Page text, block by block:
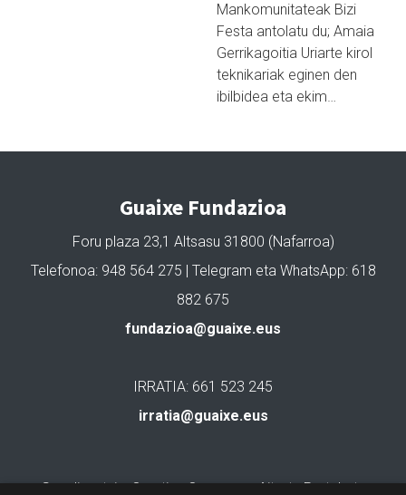
Mankomunitateak Bizi
Festa antolatu du; Amaia
Gerrikagoitia Uriarte kirol
teknikariak eginen den
ibilbidea eta ekim…
Guaixe Fundazioa
Foru plaza 23,1 Altsasu 31800 (Nafarroa)
Telefonoa: 948 564 275 | Telegram eta WhatsApp: 618
882 675
fundazioa@guaixe.eus
IRRATIA: 661 523 245
irratia@guaixe.eus
Gure lizentzia: Creative Commons Aitortu Partekatu